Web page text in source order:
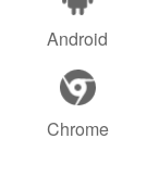
Android
Chrome